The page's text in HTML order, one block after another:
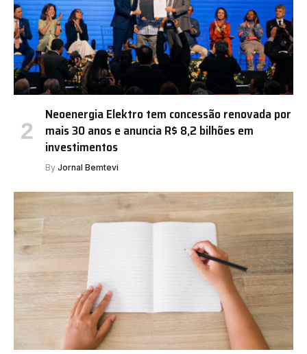
Neoenergia Elektro tem concessão renovada por
mais 30 anos e anuncia R$ 8,2 bilhões em
investimentos
By Jornal Bemtevi